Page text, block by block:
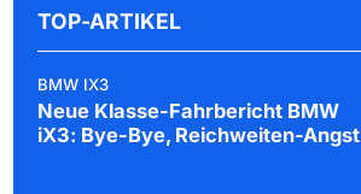
TOP-ARTIKEL
BMW IX3
Neue Klasse-Fahrbericht BMW
iX3: Bye-Bye, Reichweiten-Angst